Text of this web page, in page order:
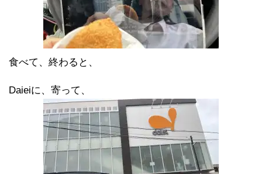
食べて、終わると、
Daieiに、寄って、